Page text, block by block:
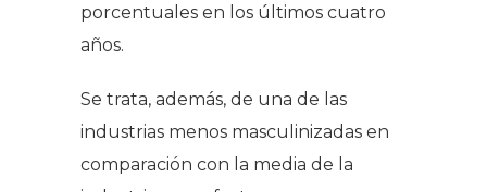
porcentuales en los últimos cuatro
años.
Se trata, además, de una de las
industrias menos masculinizadas en
comparación con la media de la